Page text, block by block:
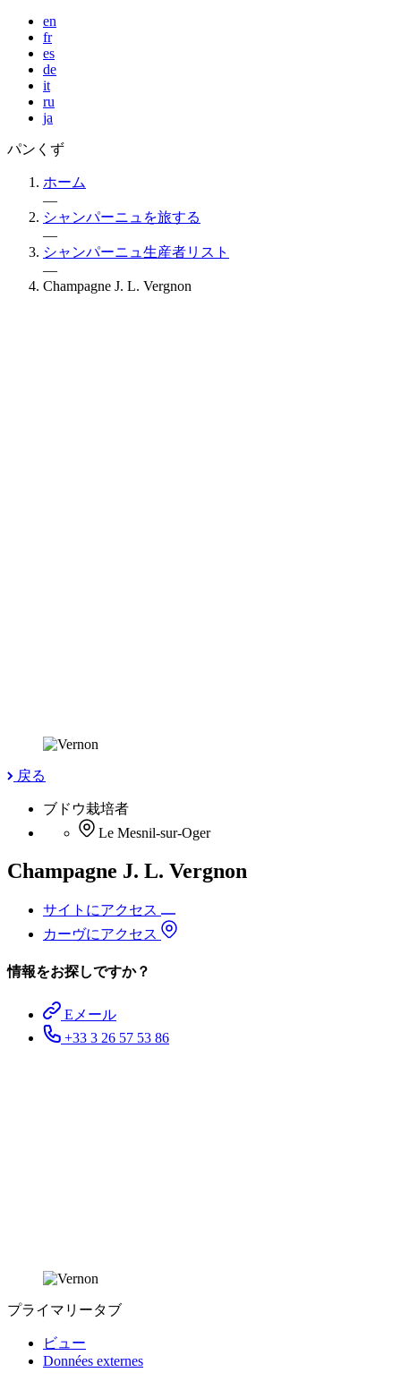
en
fr
es
de
it
ru
ja
パンくず
ホーム
—
シャンパーニュを旅する
—
シャンパーニュ生産者リスト
—
Champagne J. L. Vergnon
戻る
ブドウ栽培者
Le Mesnil-sur-Oger
Champagne J. L. Vergnon
サイトにアクセス
カーヴにアクセス
情報をお探しですか？
Eメール
+33 3 26 57 53 86
プライマリータブ
ビュー
Données externes